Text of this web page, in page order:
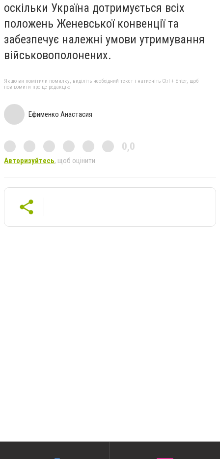
оскільки Україна дотримується всіх
положень Женевської конвенції та
забезпечує належні умови утримування
військовополонених.
Якщо ви помітили помилку, виділіть необхідний текст і натисніть Ctrl + Enter, щоб
повідомити про це редакцію
Ефименко Анастасия
0,0
Авторизуйтесь, щоб оцінити